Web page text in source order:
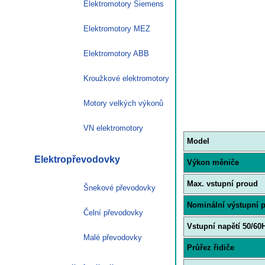
Model
Výkon měniče
Max. vstupní proud
Nominální výstupní
Vstupní napětí 50/
Průřez řidiče
Elektromotory Siemens
Elektromotory MEZ
Elektromotory ABB
Kroužkové elektromotory
Motory velkých výkonů
VN elektromotory
Elektropřevodovky
Šnekové převodovky
Čelní převodovky
Malé převodovky